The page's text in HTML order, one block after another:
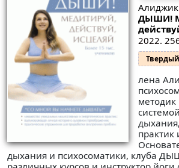
ДЫШИ!
2022.
лена
практик
дыхания и психосоматики, клуба